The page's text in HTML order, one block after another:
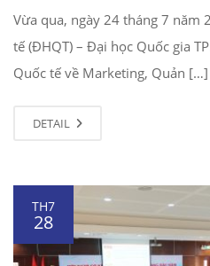
Vừa qua, ngày 24 tháng 7 năm
tế (ĐHQT) – Đại học Quốc gia
Quốc tế về Marketing, Quản […]
DETAIL
TH7
28